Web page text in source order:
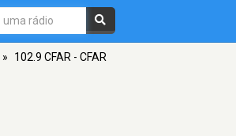
» 102.9 CFAR - CFAR